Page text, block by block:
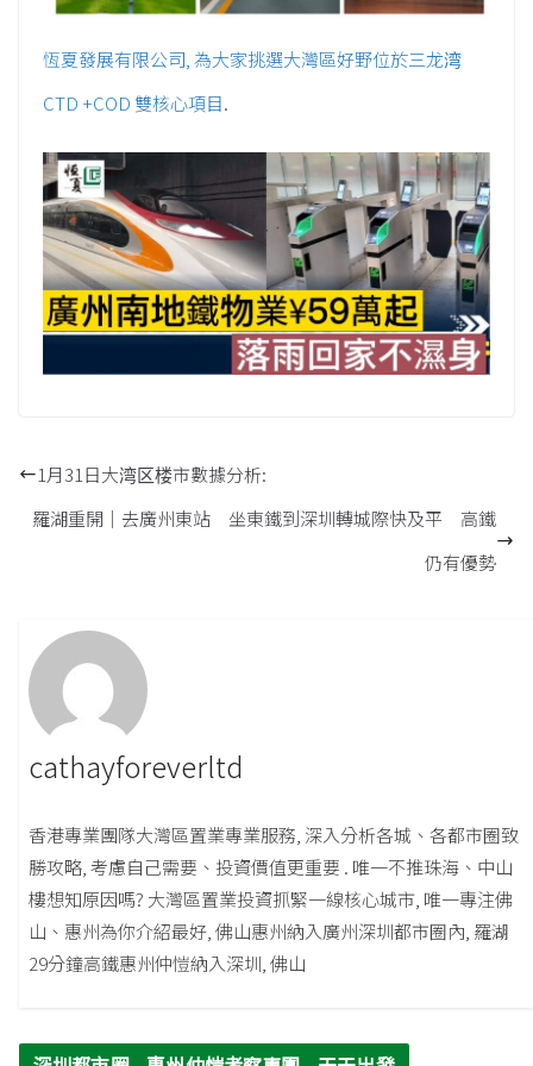
恆夏發展有限公司, 為大家挑選大灣區好野位於三龙湾
CTD +COD 雙核心項目.
1月31日大湾区楼市數據分析:
羅湖重開｜去廣州東站 坐東鐵到深圳轉城際快及平 高鐵
仍有優勢
cathayforeverltd
香港專業團隊大灣區置業專業服務, 深入分析各城、各都市圈致
勝攻略, 考慮自己需要、投資價值更重要 . 唯一不推珠海、中山
樓想知原因嗎? 大灣區置業投資抓緊一線核心城市, 唯一專注佛
山、惠州為你介紹最好, 佛山惠州納入廣州深圳都市圈內, 羅湖
29分鐘高鐵惠州仲愷納入深圳, 佛山